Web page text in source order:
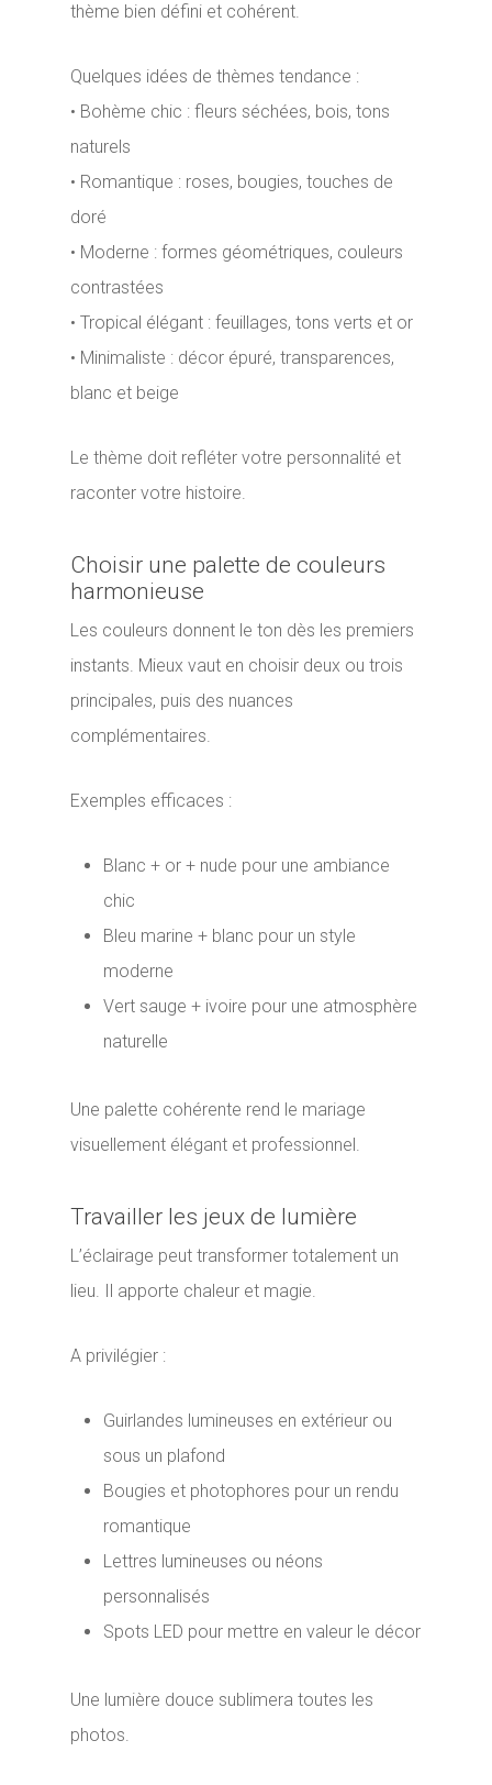
thème bien défini et cohérent.
Quelques idées de thèmes tendance :
• Bohème chic : fleurs séchées, bois, tons
naturels
• Romantique : roses, bougies, touches de
doré
• Moderne : formes géométriques, couleurs
contrastées
• Tropical élégant : feuillages, tons verts et or
• Minimaliste : décor épuré, transparences,
blanc et beige
Le thème doit refléter votre personnalité et
raconter votre histoire.
Choisir une palette de couleurs
harmonieuse
Les couleurs donnent le ton dès les premiers
instants. Mieux vaut en choisir deux ou trois
principales, puis des nuances
complémentaires.
Exemples efficaces :
Blanc + or + nude pour une ambiance
chic
Bleu marine + blanc pour un style
moderne
Vert sauge + ivoire pour une atmosphère
naturelle
Une palette cohérente rend le mariage
visuellement élégant et professionnel.
Travailler les jeux de lumière
L’éclairage peut transformer totalement un
lieu. Il apporte chaleur et magie.
A privilégier :
Guirlandes lumineuses en extérieur ou
sous un plafond
Bougies et photophores pour un rendu
romantique
Lettres lumineuses ou néons
personnalisés
Spots LED pour mettre en valeur le décor
Une lumière douce sublimera toutes les
photos.